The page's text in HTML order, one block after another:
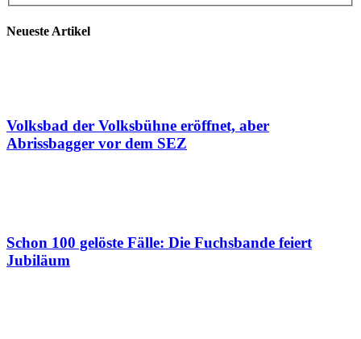
Neueste Artikel
Volksbad der Volksbühne eröffnet, aber
Abrissbagger vor dem SEZ
Schon 100 gelöste Fälle: Die Fuchsbande feiert
Jubiläum